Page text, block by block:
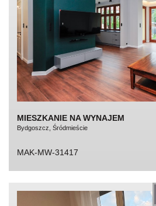
MIESZKANIE NA WYNAJEM
Bydgoszcz, Śródmieście
MAK-MW-31417